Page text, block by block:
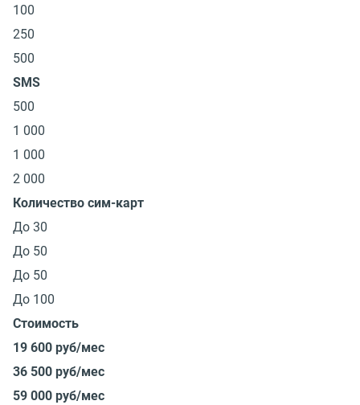
100
250
500
SMS
500
1 000
1 000
2 000
Количество сим-карт
До 30
До 50
До 50
До 100
Стоимость
19 600 руб/мес
36 500 руб/мес
59 000 руб/мес